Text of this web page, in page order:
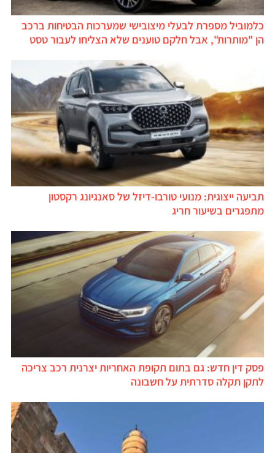
כלמוביל מספרת לבעלי מיצובישי שמערכות הבטיחות ברכב
הן "מותרות", אבל חלקם טוענים שלא הצליחו לעבור טסט
תביעה ייצוגית: מנועי טורבו-דיזל של סאנגיונג רקסטון
מתפגרים בשיעור חריג
פסק דין חדש: גם בתום תקופת האחריות יצרנית רכב צריכה
לתקן תקלה סדרתית על חשבונה